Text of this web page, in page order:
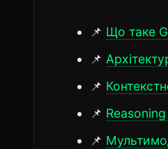
📌 Що таке
📌
📌
📌
📌